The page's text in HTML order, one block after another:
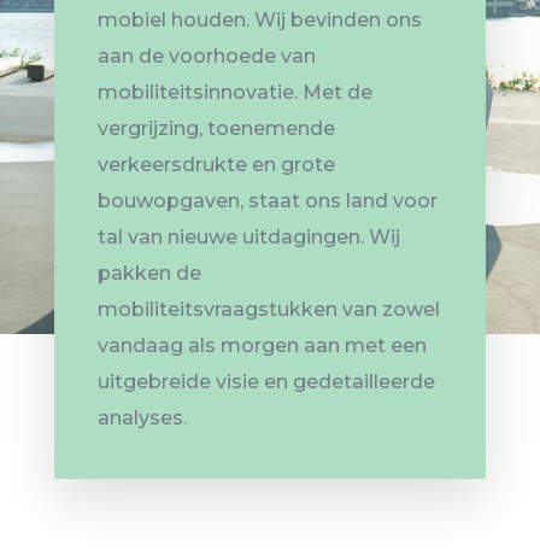
mobiel houden. Wij bevinden ons
aan de voorhoede van
mobiliteitsinnovatie. Met de
vergrijzing, toenemende
verkeersdrukte en grote
bouwopgaven, staat ons land voor
tal van nieuwe uitdagingen. Wij
pakken de
mobiliteitsvraagstukken van zowel
vandaag als morgen aan met een
uitgebreide visie en gedetailleerde
analyses.